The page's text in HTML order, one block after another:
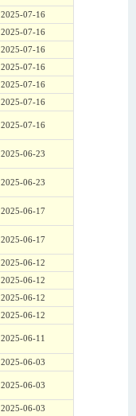
2025-07-16
2025-07-16
2025-07-16
2025-07-16
2025-07-16
2025-07-16
2025-07-16
2025-06-23
2025-06-23
2025-06-17
2025-06-17
2025-06-12
2025-06-12
2025-06-12
2025-06-12
2025-06-11
2025-06-03
2025-06-03
2025-06-03